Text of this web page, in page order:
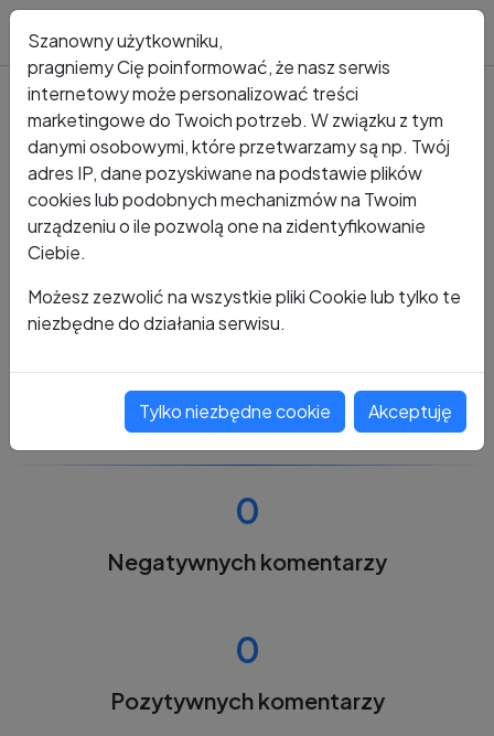
Kto dzwonił? Numer +48 815 252 624
+48 815 252 624
0
Negatywnych komentarzy
0
Pozytywnych komentarzy
Szanowny użytkowniku,
pragniemy Cię poinformować, że nasz serwis
internetowy może personalizować treści
marketingowe do Twoich potrzeb. W związku z tym
danymi osobowymi, które przetwarzamy są np. Twój
adres IP, dane pozyskiwane na podstawie plików
cookies lub podobnych mechanizmów na Twoim
urządzeniu o ile pozwolą one na zidentyfikowanie
Ciebie.
Możesz zezwolić na wszystkie pliki Cookie lub tylko te
niezbędne do działania serwisu.
Tylko niezbędne cookie Akceptuję